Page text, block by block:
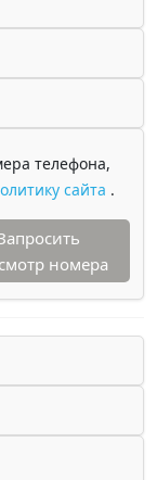
телефона,
сайта .
номера